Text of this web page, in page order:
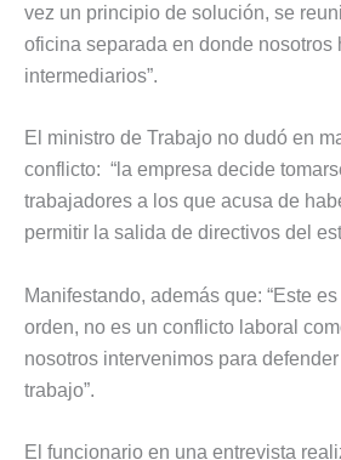
vez un principio de solución, se
oficina separada en donde nosotros
intermediarios”.
El ministro de Trabajo no dudó en
conflicto: “la empresa decide
trabajadores a los que acusa de
permitir la salida de directivos del
Manifestando, además que: “Este
orden, no es un conflicto laboral
nosotros intervenimos para
trabajo”.
El funcionario en una entrevista